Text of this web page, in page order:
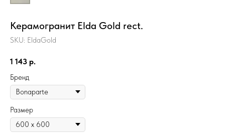
Керамогранит Elda Gold rect.
SKU: EldaGold
1 143 р.
Бренд
Размер